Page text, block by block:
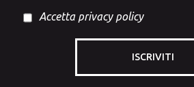
Accetta privacy policy
ISCRIVITI